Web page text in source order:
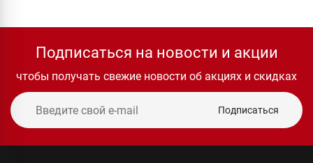
Подписаться на новости и акции
чтобы получать свежие новости об акциях и скидках
Подписаться